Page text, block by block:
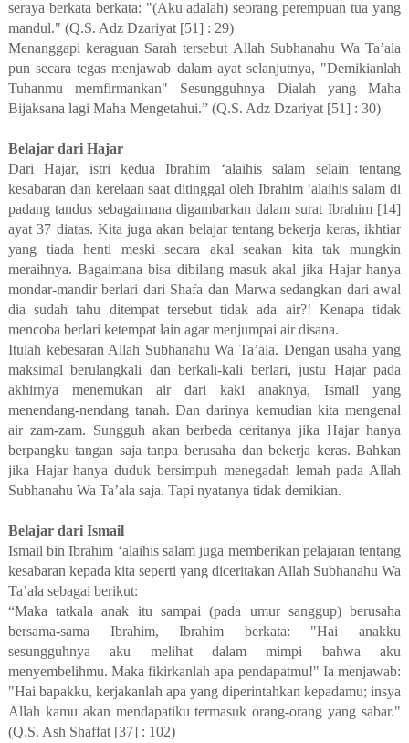
seraya berkata berkata: "(Aku adalah) seorang perempuan tua yang
mandul." (Q.S. Adz Dzariyat [51] : 29)
Menanggapi keraguan Sarah tersebut Allah Subhanahu Wa Ta’ala
pun secara tegas menjawab dalam ayat selanjutnya, "Demikianlah
Tuhanmu memfirmankan" Sesungguhnya Dialah yang Maha
Bijaksana lagi Maha Mengetahui.” (Q.S. Adz Dzariyat [51] : 30)
Belajar dari Hajar
Dari Hajar, istri kedua Ibrahim ‘alaihis salam selain tentang
kesabaran dan kerelaan saat ditinggal oleh Ibrahim ‘alaihis salam di
padang tandus sebagaimana digambarkan dalam surat Ibrahim [14]
ayat 37 diatas. Kita juga akan belajar tentang bekerja keras, ikhtiar
yang tiada henti meski secara akal seakan kita tak mungkin
meraihnya. Bagaimana bisa dibilang masuk akal jika Hajar hanya
mondar-mandir berlari dari Shafa dan Marwa sedangkan dari awal
dia sudah tahu ditempat tersebut tidak ada air?! Kenapa tidak
mencoba berlari ketempat lain agar menjumpai air disana.
Itulah kebesaran Allah Subhanahu Wa Ta’ala. Dengan usaha yang
maksimal berulangkali dan berkali-kali berlari, justu Hajar pada
akhirnya menemukan air dari kaki anaknya, Ismail yang
menendang-nendang tanah. Dan darinya kemudian kita mengenal
air zam-zam. Sungguh akan berbeda ceritanya jika Hajar hanya
berpangku tangan saja tanpa berusaha dan bekerja keras. Bahkan
jika Hajar hanya duduk bersimpuh menegadah lemah pada Allah
Subhanahu Wa Ta’ala saja. Tapi nyatanya tidak demikian.
Belajar dari Ismail
Ismail bin Ibrahim ‘alaihis salam juga memberikan pelajaran tentang
kesabaran kepada kita seperti yang diceritakan Allah Subhanahu Wa
Ta’ala sebagai berikut:
“Maka tatkala anak itu sampai (pada umur sanggup) berusaha
bersama-sama Ibrahim, Ibrahim berkata: "Hai anakku
sesungguhnya aku melihat dalam mimpi bahwa aku
menyembelihmu. Maka fikirkanlah apa pendapatmu!" Ia menjawab:
"Hai bapakku, kerjakanlah apa yang diperintahkan kepadamu; insya
Allah kamu akan mendapatiku termasuk orang-orang yang sabar."
(Q.S. Ash Shaffat [37] : 102)